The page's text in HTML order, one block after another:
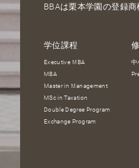
BBAは栗本学園の登録商
学位課程
Executive MBA
MBA
Master in Management
MSc in Taxation
Double Degree Program
Exchange Program
中